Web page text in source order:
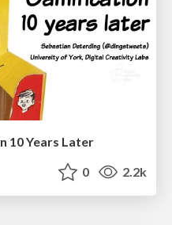
10 Years Later
0 2.2k